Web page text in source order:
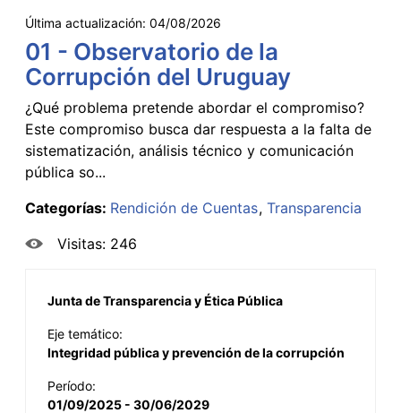
Última actualización: 04/08/2026
01 - Observatorio de la
Corrupción del Uruguay
¿Qué problema pretende abordar el compromiso?
Este compromiso busca dar respuesta a la falta de
sistematización, análisis técnico y comunicación
pública so...
Categorías: Rendición de Cuentas Transparencia
Visitas: 246
Junta de Transparencia y Ética Pública
Eje temático:
Integridad pública y prevención de la corrupción
Período:
01/09/2025 - 30/06/2029